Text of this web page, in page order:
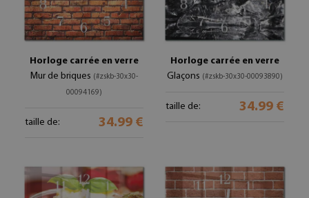
Horloge carrée en verre
Mur de briques (#zskb-30x30-
00094169)
taille de: 34.99 €
Horloge carrée en verre
Glaçons (#zskb-30x30-00093890)
taille de: 34.99 €